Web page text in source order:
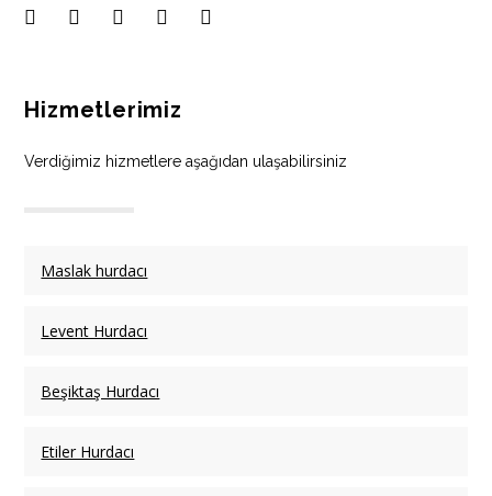
Hizmetlerimiz
Verdiğimiz hizmetlere aşağıdan ulaşabilirsiniz
Maslak hurdacı
Levent Hurdacı
Beşiktaş Hurdacı
Etiler Hurdacı